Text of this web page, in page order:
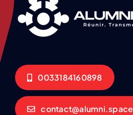
0033184160898
contact@alumni.space